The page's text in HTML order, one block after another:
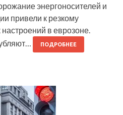
энергоносителей и
привели к резкому
в еврозоне.
ПОДРОБНЕЕ